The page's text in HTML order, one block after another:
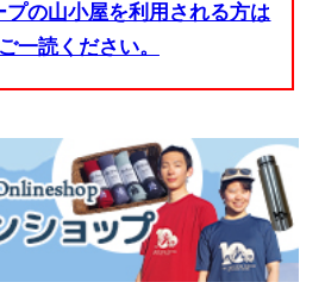
の山小屋を利用される方は
一読ください。